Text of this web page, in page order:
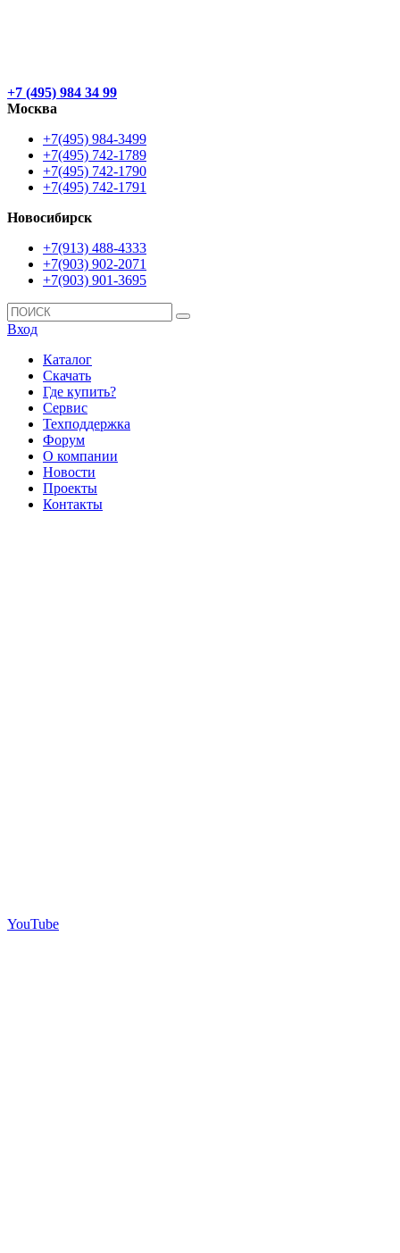
+7 (495) 984 34 99
Москва
+7(495) 984-3499
+7(495) 742-1789
+7(495) 742-1790
+7(495) 742-1791
Новосибирск
+7(913) 488-4333
+7(903) 902-2071
+7(903) 901-3695
Вход
Каталог
Скачать
Где купить?
Сервис
Техподдержка
Форум
О компании
Новости
Проекты
Контакты
YouTube